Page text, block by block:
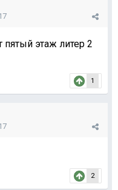
пятый этаж литер 2
1
2